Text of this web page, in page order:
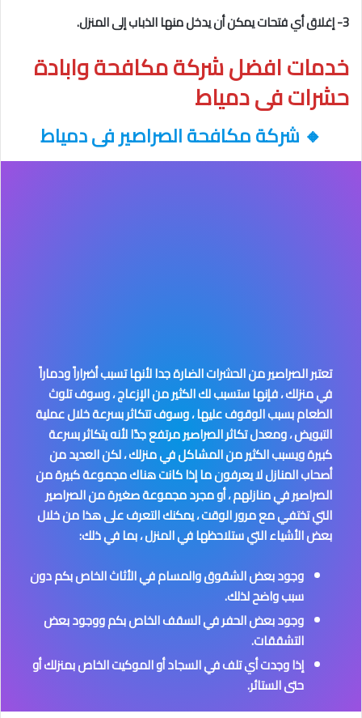
3- إغلاق أي فتحات يمكن أن يدخل منها الذباب إلى المنزل.
خدمات افضل شركة مكافحة وابادة
حشرات فى دمياط
🔸 شركة مكافحة الصراصير فى دمياط
تعتبر الصراصير من الحشرات الضارة جدا لأنها تسبب أضراراً ودماراً
في منزلك ، فإنها ستسبب لك الكثير من الإزعاج ، وسوف تلوث
الطعام بسبب الوقوف عليها ، وسوف تتكاثر بسرعة خلال عملية
التبويض ، ومعدل تكاثر الصراصير مرتفع جدًا لأنه يتكاثر بسرعة
كبيرة ويسبب الكثير من المشاكل في منزلك ، لكن العديد من
أصحاب المنازل لا يعرفون ما إذا كانت هناك مجموعة كبيرة من
الصراصير في منازلهم ، أو مجرد مجموعة صغيرة من الصراصير
التي تختفي مع مرور الوقت ، يمكنك التعرف على هذا من خلال
بعض الأشياء التي ستلاحظها في المنزل ، بما في ذلك:
وجود بعض الشقوق والمسام في الأثاث الخاص بكم دون
سبب واضح لذلك.
وجود بعض الحفر في السقف الخاص بكم ووجود بعض
التشققات.
إذا وجدت أي تلف في السجاد أو الموكيت الخاص بمنزلك أو
حتى الستائر.